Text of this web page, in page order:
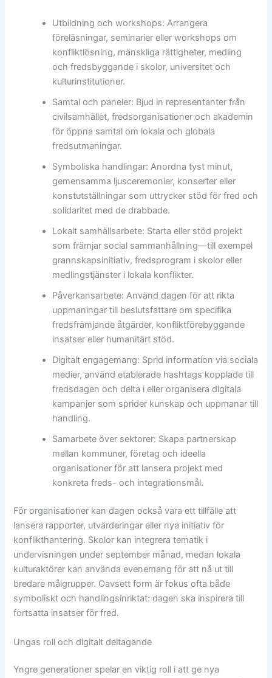
Utbildning och workshops: Arrangera
föreläsningar, seminarier eller workshops om
konfliktlösning, mänskliga rättigheter, medling
och fredsbyggande i skolor, universitet och
kulturinstitutioner.
Samtal och paneler: Bjud in representanter från
civilsamhället, fredsorganisationer och akademin
för öppna samtal om lokala och globala
fredsutmaningar.
Symboliska handlingar: Anordna tyst minut,
gemensamma ljusceremonier, konserter eller
konstutställningar som uttrycker stöd för fred och
solidaritet med de drabbade.
Lokalt samhällsarbete: Starta eller stöd projekt
som främjar social sammanhållning—till exempel
grannskapsinitiativ, fredsprogram i skolor eller
medlingstjänster i lokala konflikter.
Påverkansarbete: Använd dagen för att rikta
uppmaningar till beslutsfattare om specifika
fredsfrämjande åtgärder, konfliktförebyggande
insatser eller humanitärt stöd.
Digitalt engagemang: Sprid information via sociala
medier, använd etablerade hashtags kopplade till
fredsdagen och delta i eller organisera digitala
kampanjer som sprider kunskap och uppmanar till
handling.
Samarbete över sektorer: Skapa partnerskap
mellan kommuner, företag och ideella
organisationer för att lansera projekt med
konkreta freds- och integrationsmål.
För organisationer kan dagen också vara ett tillfälle att
lansera rapporter, utvärderingar eller nya initiativ för
konflikthantering. Skolor kan integrera tematik i
undervisningen under september månad, medan lokala
kulturaktörer kan använda evenemang för att nå ut till
bredare målgrupper. Oavsett form är fokus ofta både
symboliskt och handlingsinriktat: dagen ska inspirera till
fortsatta insatser för fred.
Ungas roll och digitalt deltagande
Yngre generationer spelar en viktig roll i att ge nya